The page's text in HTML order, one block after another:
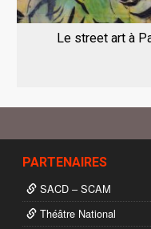
Le street art à
PARTENAIRES
SACD – SCAM
Théâtre National